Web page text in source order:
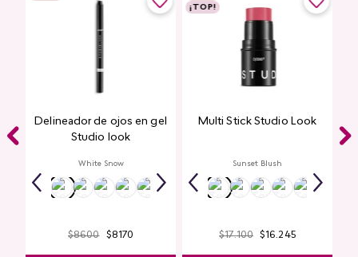
Delineador de ojos en gel
Studio look
White Snow
$8600 $8170
¡TOP!
Multi Stick Studio Look
Sunset Blush
$17.100 $ 16.245